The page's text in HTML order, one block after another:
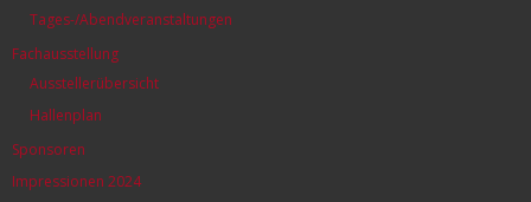
Tages-/Abendveranstaltungen
Fachausstellung
Ausstellerübersicht
Hallenplan
Sponsoren
Impressionen 2024